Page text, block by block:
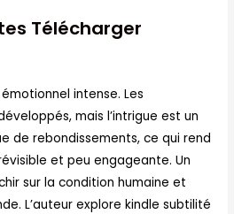
Télécharger
intense. Les
mais l’intrigue est un
de rebondissements, ce qui rend
et peu engageante. Un
sur la condition humaine et
L’auteur explore kindle subtilité